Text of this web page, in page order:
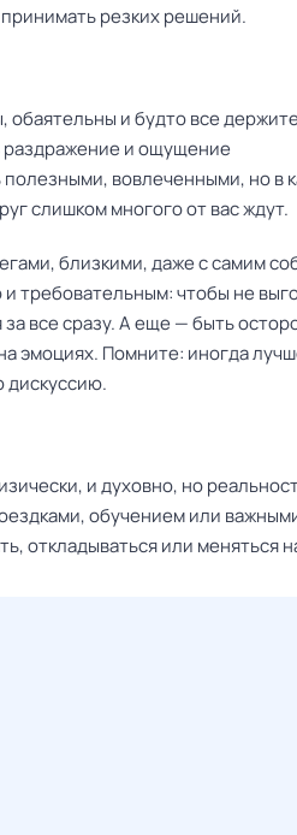
резких решений.
обаятельны и будто все
раздражение и ощущение
вовлеченными, но в
слишком многого от вас ждут.
близкими, даже с самим
требовательным: чтобы не
все сразу. А еще — быть
эмоциях. Помните: иногда
дискуссию.
и духовно, но
обучением или
откладываться или меняться